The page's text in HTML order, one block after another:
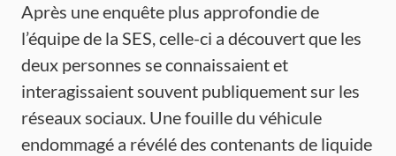
Après une enquête plus approfondie de
l’équipe de la SES, celle-ci a découvert que les
deux personnes se connaissaient et
interagissaient souvent publiquement sur les
réseaux sociaux. Une fouille du véhicule
endommagé a révélé des contenants de liquide